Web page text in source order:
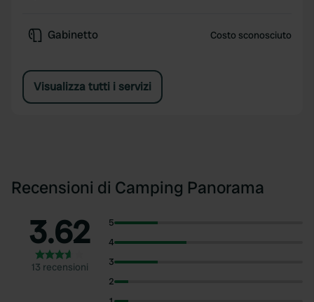
Gabinetto Costo sconosciuto
Visualizza tutti i servizi
Recensioni di Camping Panorama
3.62
13 recensioni
5
4
3
2